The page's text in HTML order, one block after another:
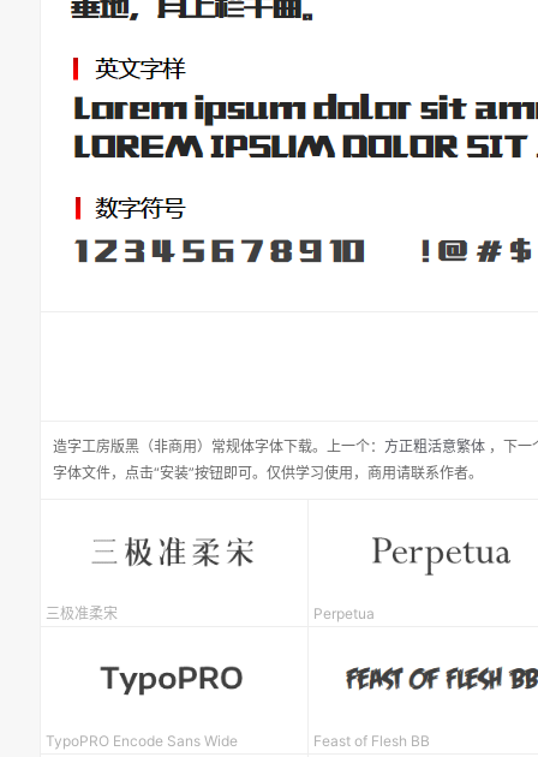
造字工房版黑（非商用）常规体字体下载。 上一个： 方正粗活意繁体 ， 下一
字体文件，点击“安装”按钮即可。仅供学习使用，商用请联系作者。
三极准柔宋 Perpetua
TypoPRO Encode Sans Wide Feast of Flesh BB